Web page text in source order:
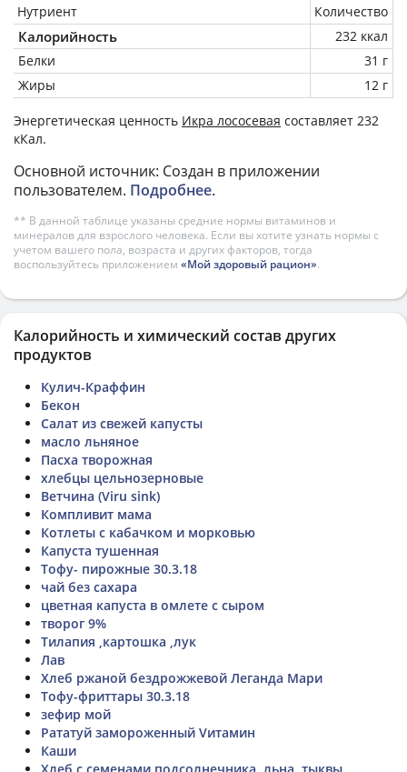
Нутриент
Количество
Калорийность
232 ккал
Белки
31 г
Жиры
12 г
Энергетическая ценность Икра лососевая составляет 232
кКал.
Основной источник: Создан в приложении
пользователем. Подробнее.
** В данной таблице указаны средние нормы витаминов и
минералов для взрослого человека. Если вы хотите узнать нормы с
учетом вашего пола, возраста и других факторов, тогда
воспользуйтесь приложением «Мой здоровый рацион».
Калорийность и химический состав других
продуктов
Кулич-Краффин
Бекон
Салат из свежей капусты
масло льняное
Пасха творожная
хлебцы цельнозерновые
Ветчина (Viru sink)
Компливит мама
Котлеты с кабачком и морковью
Капуста тушенная
Тофу- пирожные 30.3.18
чай без сахара
цветная капуста в омлете с сыром
творог 9%
Тилапия ,картошка ,лук
Лав
Хлеб ржаной бездрожжевой Леганда Мари
Тофу-фриттары 30.3.18
зефир мой
Рататуй замороженный Vитамин
Каши